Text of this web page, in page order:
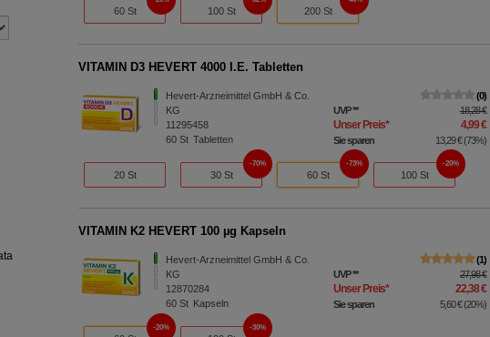
60 St 100 St 200 St
VITAMIN D3 HEVERT 4000 I.E. Tabletten
Hevert-Arzneimittel GmbH & Co.
KG
11295458
60St Tabletten
0
UVP** 18,28 €
Unser Preis* 4,99 €
Sie sparen 13,29 €(73%)
20 St 30 St
70%
60 St
73%
100 St
20%
VITAMIN K2 HEVERT 100 µg Kapseln
Hevert-Arzneimittel GmbH & Co.
KG
12870284
60St Kapseln
1
UVP** 27,98 €
Unser Preis* 22,38 €
Sie sparen 5,60 €(20%)
20% 30%